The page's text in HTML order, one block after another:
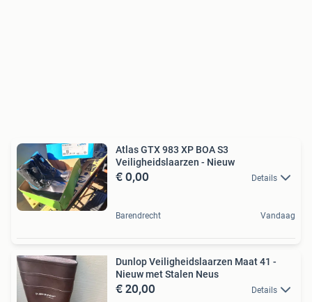
Atlas GTX 983 XP BOA S3
Veiligheidslaarzen - Nieuw
€ 0,00 Details
Barendrecht Vandaag
Dunlop Veiligheidslaarzen Maat 41 -
Nieuw met Stalen Neus
€ 20,00 Details